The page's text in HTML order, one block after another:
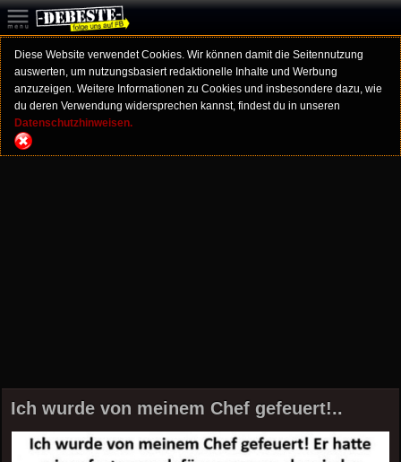
Diese Website verwendet Cookies. Wir können damit die Seitennutzung
auswerten, um nutzungsbasiert redaktionelle Inhalte und Werbung
anzuzeigen. Weitere Informationen zu Cookies und insbesondere dazu, wie
du deren Verwendung widersprechen kannst, findest du in unseren
Datenschutzhinweisen.
Ich wurde von meinem Chef gefeuert!..